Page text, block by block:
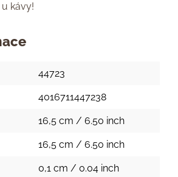
kávy!
44723
4016711447238
16,5 cm / 6.50 inch
16,5 cm / 6.50 inch
0,1 cm / 0.04 inch